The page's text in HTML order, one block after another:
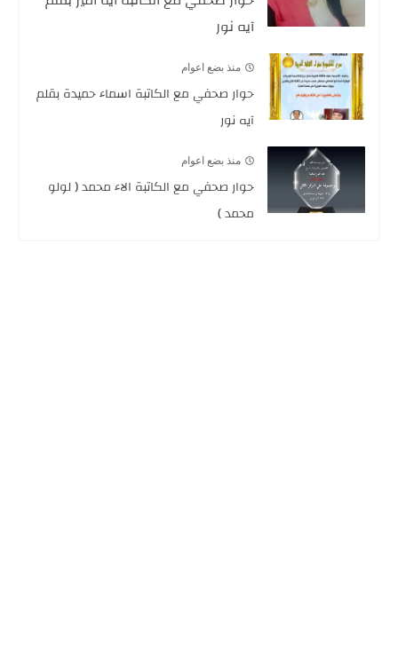
آيه نور
منذ بضع اعوام
حوار صحفي مع الكاتبة اسماء حميدة بقلم
آيه نور
منذ بضع اعوام
حوار صحفي مع الكاتبة الاء محمد ( لولو
محمد )